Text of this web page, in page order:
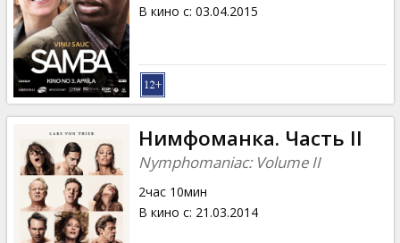
В кино с: 03.04.2015
Нимфоманка. Часть II
Nymphomaniac: Volume II
2час 10мин
В кино с: 21.03.2014